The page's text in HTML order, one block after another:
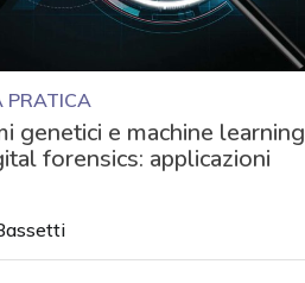
PRATICA
genetici e machine learning
forensics: applicazioni